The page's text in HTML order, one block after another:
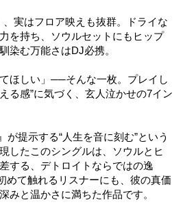
実はフロア映えも抜群。ドライな
を持ち、ソウルセットにもヒップ
染む万能さはDJ必携。
ほしい」──そんな一枚。プレイし
る感”に気づく、玄人泣かせの7イン
が提示する“人生を音に刻む”という
したこのシングルは、ソウルとヒ
する、デトロイトならではの逸
めて触れるリスナーにも、彼の真価
みと温かさに満ちた作品です。